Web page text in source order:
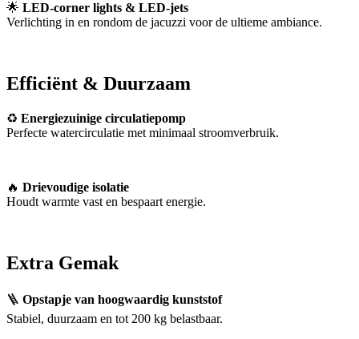
🌟 LED-corner lights & LED-jets
Verlichting in en rondom de jacuzzi voor de ultieme ambiance.
Efficiënt & Duurzaam
♻ Energiezuinige circulatiepomp
Perfecte watercirculatie met minimaal stroomverbruik.
🔥 Drievoudige isolatie
Houdt warmte vast en bespaart energie.
Extra Gemak
🪜 Opstapje van hoogwaardig kunststof
Stabiel, duurzaam en tot 200 kg belastbaar.